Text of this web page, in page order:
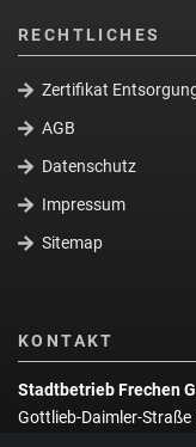
RECHTLICHES
Zertifikat
AGB
Datenschutz
Impressum
Sitemap
KONTAKT
Stadtbetrieb Frechen
Gottlieb-Daimler-Straße